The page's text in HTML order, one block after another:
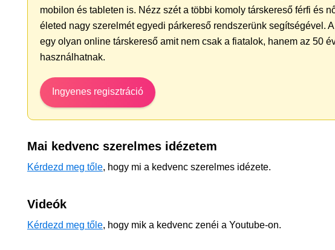
mobilon és tableten is. Nézz szét a többi komoly társkereső férfi és
életed nagy szerelmét egyedi párkereső rendszerünk segítségével.
egy olyan online társkereső amit nem csak a fiatalok, hanem az 50
használhatnak.
Ingyenes regisztráció
Mai kedvenc szerelmes idézetem
Kérdezd meg tőle, hogy mi a kedvenc szerelmes idézete.
Videók
Kérdezd meg tőle, hogy mik a kedvenc zenéi a Youtube-on.